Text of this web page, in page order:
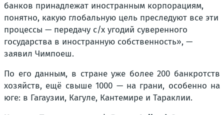
банков принадлежат иностранным корпорациям,
понятно, какую глобальную цель преследуют все эти
процессы — передачу с/х угодий суверенного
государства в иностранную собственность», —
заявил Чимпоеш.
По его данным, в стране уже более 200 банкротств
хозяйств, ещё свыше 1000 — на грани, особенно на
юге: в Гагаузии, Кагуле, Кантемире и Тараклии.